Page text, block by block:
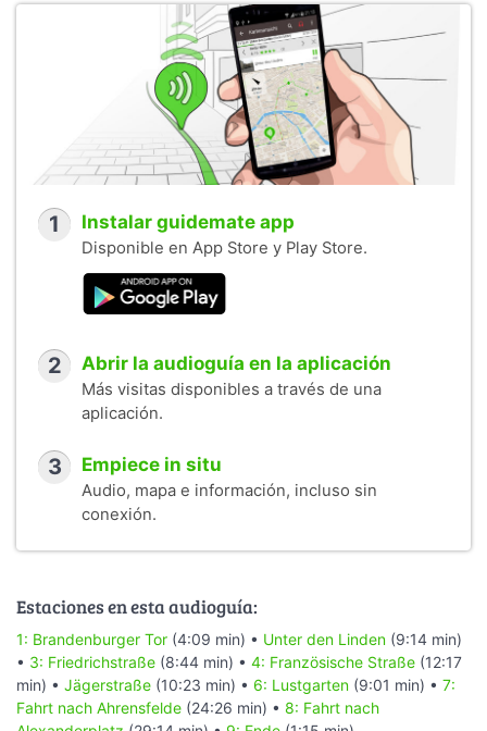
1 Instalar guidemate app
Disponible en App Store y Play Store.
2 Abrir la audioguía en la aplicación
Más visitas disponibles a través de una
aplicación.
3 Empiece in situ
Audio, mapa e información, incluso sin
conexión.
Estaciones en esta audioguía:
1: Brandenburger Tor (4:09 min) • Unter den Linden (9:14 min)
• 3: Friedrichstraße (8:44 min) • 4: Französische Straße (12:17
min) • Jägerstraße (10:23 min) • 6: Lustgarten (9:01 min) • 7:
Fahrt nach Ahrensfelde (24:26 min) • 8: Fahrt nach